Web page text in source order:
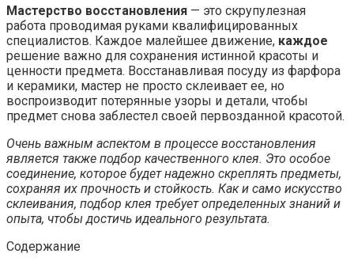
Мастерство восстановления — это скрупулезная
работа проводимая руками квалифицированных
специалистов. Каждое малейшее движение, каждое
решение важно для сохранения истинной красоты и
ценности предмета. Восстанавливая посуду из фарфора
и керамики, мастер не просто склеивает ее, но
воспроизводит потерянные узоры и детали, чтобы
предмет снова заблестел своей первозданной красотой.
Очень важным аспектом в процессе восстановления
является также подбор качественного клея. Это особое
соединение, которое будет надежно скреплять предметы,
сохраняя их прочность и стойкость. Как и само искусство
склеивания, подбор клея требует определенных знаний и
опыта, чтобы достичь идеального результата.
Содержание